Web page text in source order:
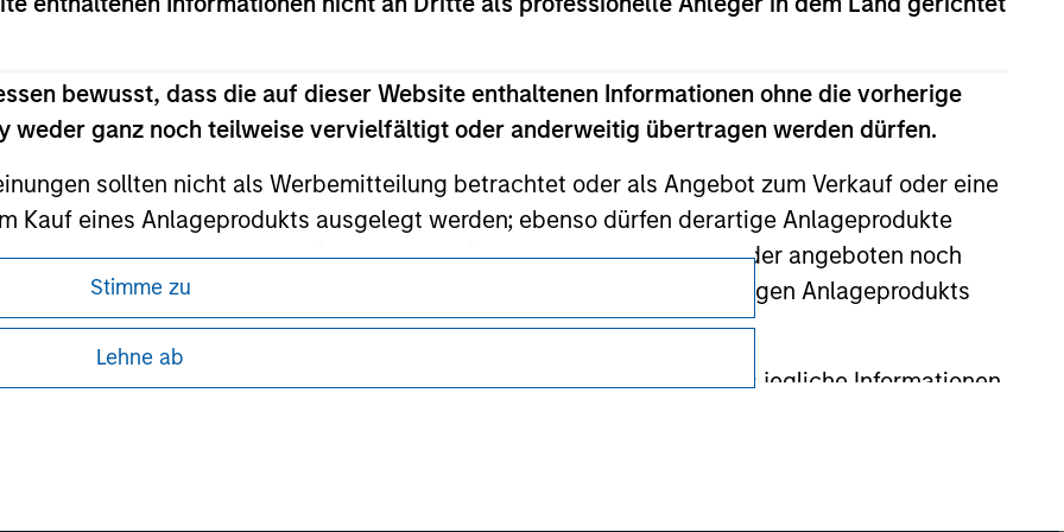
bewusst, dass die auf dieser Website enthaltenen Informationen ohne die vorherige
weder ganz noch teilweise vervielfältigt oder anderweitig übertragen werden dürfen.
sollten nicht als Werbemitteilung betrachtet oder als Angebot zum Verkauf oder eine
Kauf eines Anlageprodukts ausgelegt werden; ebenso dürfen derartige Anlageprodukte
Aufforderungen, Käufe oder Verkäufe rechtswidrig sind, weder angeboten noch
spezifischen Anlagebeschränkungen, die im Prospekt des jeweiligen Anlageprodukts
Investment Management weder garantiert noch gewährleistet, dass jegliche Informationen
Stimme zu
Lehne ab
Careers
da in diesen bestimmte gesetzliche und
von Informationen zu den Anlageprodukten
Datenschutz
Your Privacy Choices